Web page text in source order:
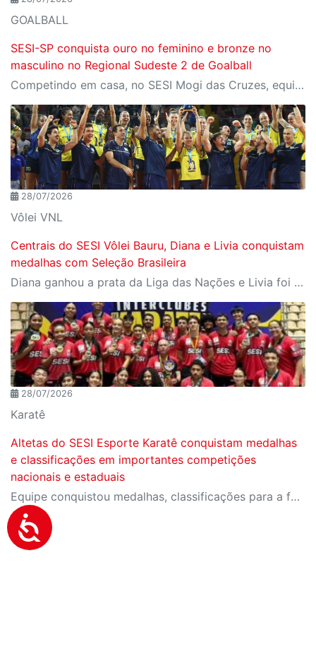
GOALBALL
SESI-SP conquista ouro no feminino e bronze no
masculino no Regional Sudeste 2 de Goalball
Competindo em casa, no SESI Mogi das Cruzes, equipes do SESI-SP encerram a competição com duas medalhas e reforçam a tradição da instituição entre as principais forças do goalball brasileiro.
28/07/2026
Vôlei VNL
Centrais do SESI Vôlei Bauru, Diana e Livia conquistam
medalhas com Seleção Brasileira
Diana ganhou a prata da Liga das Nações e Livia foi campeã da Copa Sul-Americana com Seleção B
28/07/2026
Karatê
Altetas do SESI Esporte Karatê conquistam medalhas
e classificações em importantes competições
nacionais e estaduais
Equipe conquistou medalhas, classificações para a fase final do Campeonato Brasileiro e importantes resultados em competições estaduais e nacionais.